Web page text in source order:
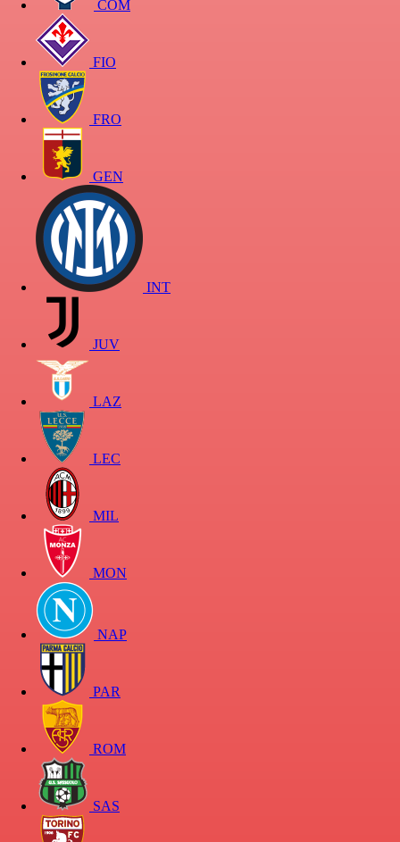
COM
FIO
FRO
GEN
INT
JUV
LAZ
LEC
MIL
MON
NAP
PAR
ROM
SAS